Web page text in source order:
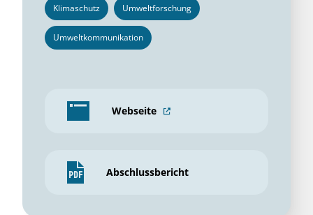
Klimaschutz Umweltforschung
Umweltkommunikation
Webseite
Abschlussbericht